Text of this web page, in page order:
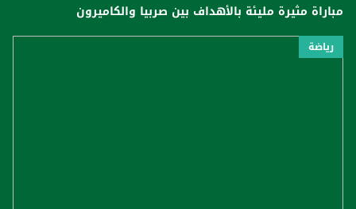
مباراة مثيرة مليئة بالأهداف بين صربيا والكاميرون
رياضة